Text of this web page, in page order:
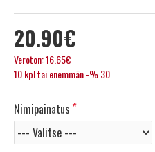
20.90€
Veroton: 16.65€
10 kpl tai enemmän -% 30
Nimipainatus